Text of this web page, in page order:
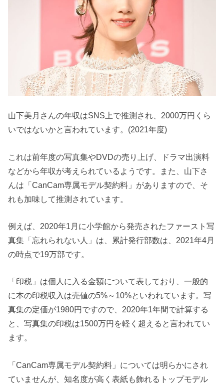
山下美月さんの年収はSNS上で推測され、2000万円くら
いではないかと言われています。(2021年度)
これは前年度の写真集やDVDの売り上げ、ドラマ出演料
などから年収が考えられているようです。また、山下さ
んは「CanCam専属モデル契約料」がありますので、そ
れも加味して推測されています。
例えば、2020年1月に小学館から発売されたファースト写
真集「忘れられない人」は、累計発行部数は、2021年4月
の時点で19万部です。
「印税」は個人に入る金額について表しており、一般的
に本の印税収入は売値の5%～10%といわれています。写
真集の定価が1980円ですので、2020年1年間で計算する
と、写真集の印税は1500万円を軽く超えると言われてい
ます。
「CanCam専属モデル契約料」については明らかにされ
ていませんが、知名度が高く表紙も飾れるトップモデル